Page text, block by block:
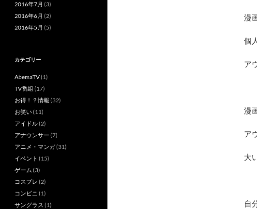
漫
個
ア
漫
ア
大
自
2016年7月 (3)
2016年6月 (2)
2016年5月 (5)
カテゴリー
AbemaTV(1)
TV番組 (17)
お得！？情報 (32)
お笑い(11)
アイドル(2)
アナウンサー (7)
アニメ・マンガ(31)
イベント (15)
ゲーム (3)
コスプレ (2)
コンビニ (1)
サングラス (1)